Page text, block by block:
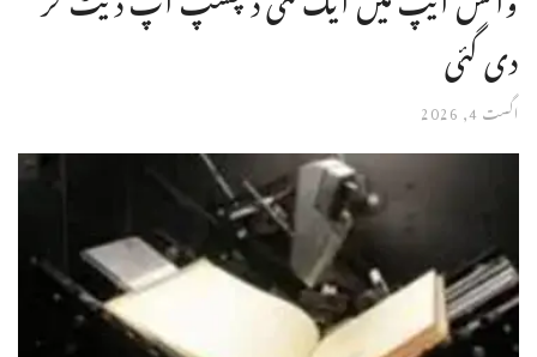
دی گئی
اگست 4, 2026